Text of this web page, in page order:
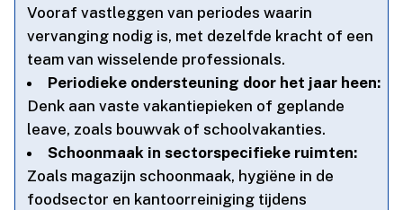
Vooraf vastleggen van periodes waarin
vervanging nodig is, met dezelfde kracht of een
team van wisselende professionals.​
Periodieke ondersteuning door het jaar heen:
Denk aan vaste vakantiepieken of geplande
leave, zoals bouwvak of schoolvakanties.​
Schoonmaak in sectorspecifieke ruimten:
Zoals magazijn schoonmaak, hygiëne in de
foodsector en kantoorreiniging tijdens